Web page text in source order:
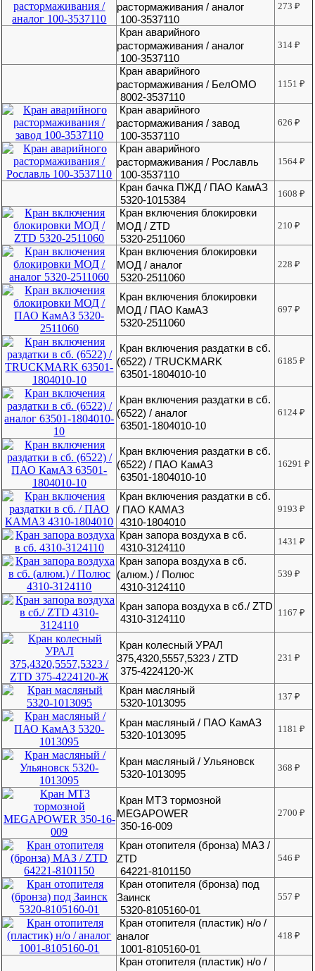
растормаживания / аналог
100-3537110
273₽
Кран аварийного
растормаживания / аналог
100-3537110
314₽
Кран аварийного
растормаживания / БелОМО
8002-3537110
1151₽
Кран аварийного
растормаживания / завод
100-3537110
626₽
Кран аварийного
растормаживания / Рославль
100-3537110
1564₽
Кран бачка ПЖД / ПАО КамАЗ
5320-1015384
1608₽
Кран включения блокировки
МОД / ZTD
5320-2511060
210₽
Кран включения блокировки
МОД / аналог
5320-2511060
228₽
Кран включения блокировки
МОД / ПАО КамАЗ
5320-2511060
697₽
Кран включения раздатки в сб.
(6522) / TRUCKMARK
63501-1804010-10
6185₽
Кран включения раздатки в сб.
(6522) / аналог
63501-1804010-10
6124₽
Кран включения раздатки в сб.
(6522) / ПАО КамАЗ
63501-1804010-10
16291₽
Кран включения раздатки в сб.
/ ПАО КАМАЗ
4310-1804010
9193₽
Кран запора воздуха в сб.
4310-3124110
1431₽
Кран запора воздуха в сб.
(алюм.) / Полюс
4310-3124110
539₽
Кран запора воздуха в сб./ ZTD
4310-3124110
1167₽
Кран колесный УРАЛ
375,4320,5557,5323 / ZTD
375-4224120-Ж
231₽
Кран масляный
5320-1013095
137₽
Кран масляный / ПАО КамАЗ
5320-1013095
1181₽
Кран масляный / Ульяновск
5320-1013095
368₽
Кран МТЗ тормозной
MEGAPOWER
350-16-009
2700₽
Кран отопителя (бронза) МАЗ /
ZTD
64221-8101150
546₽
Кран отопителя (бронза) под
Заинск
5320-8105160-01
557₽
Кран отопителя (пластик) н/о /
аналог
1001-8105160-01
418₽
Кран отопителя (пластик) н/о /